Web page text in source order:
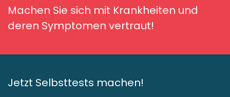
Machen Sie sich mit Krankheiten und
deren Symptomen vertraut!
Jetzt Selbsttests machen!